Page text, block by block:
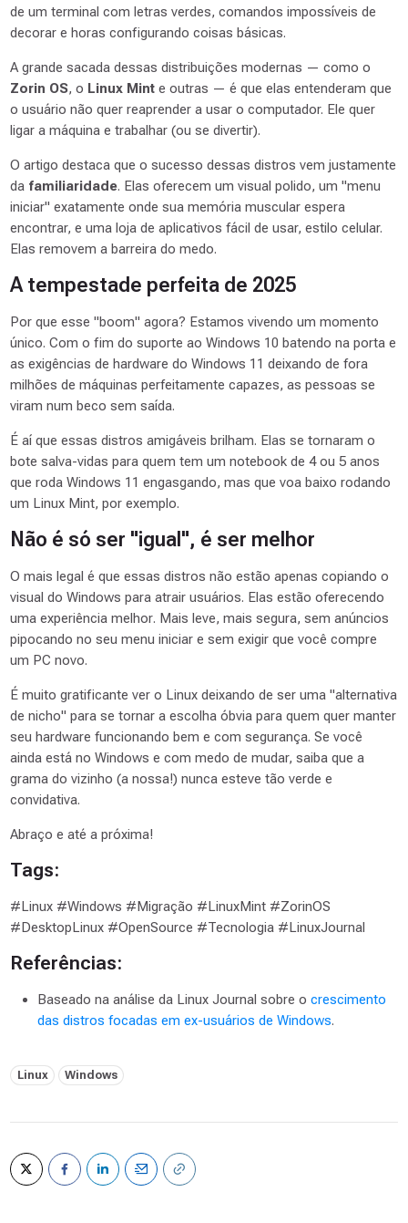
de um terminal com letras verdes, comandos impossíveis de
decorar e horas configurando coisas básicas.
A grande sacada dessas distribuições modernas — como o
Zorin OS, o Linux Mint e outras — é que elas entenderam que
o usuário não quer reaprender a usar o computador. Ele quer
ligar a máquina e trabalhar (ou se divertir).
O artigo destaca que o sucesso dessas distros vem justamente
da familiaridade. Elas oferecem um visual polido, um "menu
iniciar" exatamente onde sua memória muscular espera
encontrar, e uma loja de aplicativos fácil de usar, estilo celular.
Elas removem a barreira do medo.
A tempestade perfeita de 2025
Por que esse "boom" agora? Estamos vivendo um momento
único. Com o fim do suporte ao Windows 10 batendo na porta e
as exigências de hardware do Windows 11 deixando de fora
milhões de máquinas perfeitamente capazes, as pessoas se
viram num beco sem saída.
É aí que essas distros amigáveis brilham. Elas se tornaram o
bote salva-vidas para quem tem um notebook de 4 ou 5 anos
que roda Windows 11 engasgando, mas que voa baixo rodando
um Linux Mint, por exemplo.
Não é só ser "igual", é ser melhor
O mais legal é que essas distros não estão apenas copiando o
visual do Windows para atrair usuários. Elas estão oferecendo
uma experiênciamelhor. Mais leve, mais segura, sem anúncios
pipocando no seu menu iniciar e sem exigir que você compre
um PC novo.
É muito gratificante ver o Linux deixando de ser uma "alternativa
de nicho" para se tornar a escolha óbvia para quem quer manter
seu hardware funcionando bem e com segurança. Se você
ainda está no Windows e com medo de mudar, saiba que a
grama do vizinho (a nossa!) nunca esteve tão verde e
convidativa.
Abraço e até a próxima!
Tags:
#Linux #Windows #Migração #LinuxMint #ZorinOS
#DesktopLinux #OpenSource #Tecnologia #LinuxJournal
Referências:
Baseado na análise da Linux Journal sobre ocrescimento
das distros focadas em ex-usuários de Windows.
Tags:
Linux Windows